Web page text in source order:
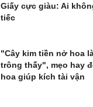
Giấy cực giàu: Ai
tiếc
"Cây kim tiền nở hoa
trông thấy", mẹo hay
hoa giúp kích tài vận